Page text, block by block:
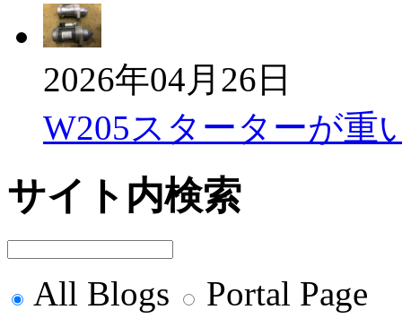
2026年04月26日
W205スターターが重
サイト内検索
All Blogs Portal Page